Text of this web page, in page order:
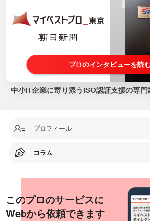
プロのインタビューを読
中小IT企業に寄り添うISO認証支援の専門
プロフィール
コラム
このプロのサービスに
Webから依頼できます